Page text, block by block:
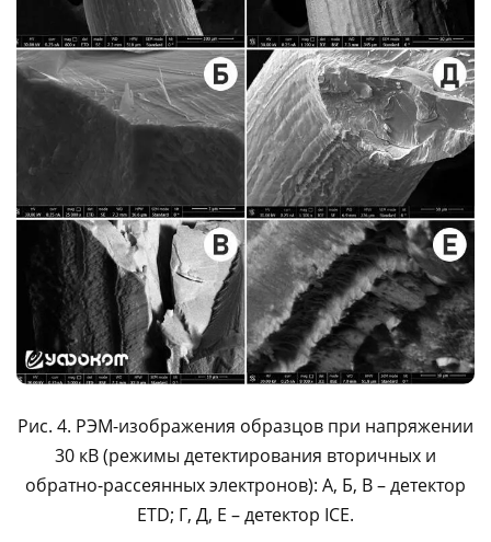
Рис. 4. РЭМ-изображения образцов при напряжении
30 кВ (режимы детектирования вторичных и
обратно-рассеянных электронов): A, Б, В – детектор
ETD; Г, Д, Е – детектор ICE.